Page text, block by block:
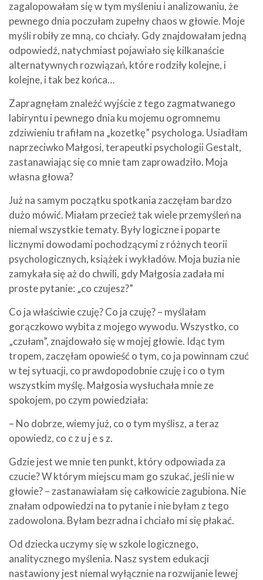
zagalopowałam się w tym myśleniu i analizowaniu, że
pewnego dnia poczułam zupełny chaos w głowie. Moje
myśli robiły ze mną, co chciały. Gdy znajdowałam jedną
odpowiedź, natychmiast pojawiało się kilkanaście
alternatywnych rozwiązań, które rodziły kolejne, i
kolejne, i tak bez końca…
Zapragnęłam znaleźć wyjście z tego zagmatwanego
labiryntu i pewnego dnia ku mojemu ogromnemu
zdziwieniu trafiłam na „kozetkę” psychologa. Usiadłam
naprzeciwko Małgosi, terapeutki psychologii Gestalt,
zastanawiając się co mnie tam zaprowadziło. Moja
własna głowa?
Już na samym początku spotkania zaczęłam bardzo
dużo mówić. Miałam przecież tak wiele przemyśleń na
niemal wszystkie tematy. Były logiczne i poparte
licznymi dowodami pochodzącymi z różnych teorii
psychologicznych, książek i wykładów. Moja buzia nie
zamykała się aż do chwili, gdy Małgosia zadała mi
proste pytanie: „co czujesz?”
Co ja właściwie czuję? Co ja czuję? – myślałam
gorączkowo wybita z mojego wywodu. Wszystko, co
„czułam”, znajdowało się w mojej głowie. Idąc tym
tropem, zaczęłam opowieść o tym, co ja powinnam czuć
w tej sytuacji, co prawdopodobnie czuję i co o tym
wszystkim myślę. Małgosia wysłuchała mnie ze
spokojem, po czym powiedziała:
– No dobrze, wiemy już, co o tym myślisz, a teraz
opowiedz, co c z u j e s z.
Gdzie jest we mnie ten punkt, który odpowiada za
czucie? W którym miejscu mam go szukać, jeśli nie w
głowie? – zastanawiałam się całkowicie zagubiona. Nie
znałam odpowiedzi na to pytanie i nie byłam z tego
zadowolona. Byłam bezradna i chciało mi się płakać.
Od dziecka uczymy się w szkole logicznego,
analitycznego myślenia. Nasz system edukacji
nastawiony jest niemal wyłącznie na rozwijanie lewej